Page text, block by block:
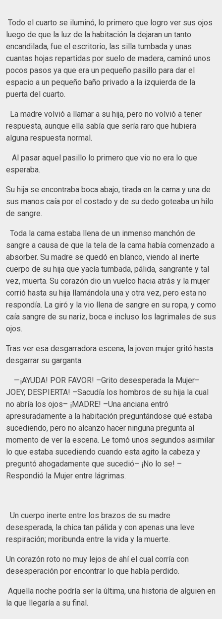
Todo el cuarto se iluminó, lo primero que logro ver sus ojos
luego de que la luz de la habitación la dejaran un tanto
encandilada, fue el escritorio, las silla tumbada y unas
cuantas hojas repartidas por suelo de madera, caminó unos
pocos pasos ya que era un pequeño pasillo para dar el
espacio a un pequeño baño privado a la izquierda de la
puerta del cuarto.
La madre volvió a llamar a su hija, pero no volvió a tener
respuesta, aunque ella sabía que sería raro que hubiera
alguna respuesta normal.
Al pasar aquel pasillo lo primero que vio no era lo que
esperaba.
Su hija se encontraba boca abajo, tirada en la cama y una de
sus manos caía por el costado y de su dedo goteaba un hilo
de sangre.
Toda la cama estaba llena de un inmenso manchón de
sangre a causa de que la tela de la cama había comenzado a
absorber. Su madre se quedó en blanco, viendo al inerte
cuerpo de su hija que yacía tumbada, pálida, sangrante y tal
vez, muerta. Su corazón dio un vuelco hacia atrás y la mujer
corrió hasta su hija llamándola una y otra vez, pero esta no
respondía. La giró y la vio llena de sangre en su ropa, y como
caía sangre de su nariz, boca e incluso los lagrimales de sus
ojos.
Tras ver esa desgarradora escena, la joven mujer gritó hasta
desgarrar su garganta.
—¡AYUDA! POR FAVOR! –Grito desesperada la Mujer–
JOEY, DESPIERTA! –Sacudía los hombros de su hija la cual
no abría los ojos– ¡MADRE! –Una anciana entró
apresuradamente a la habitación preguntándose qué estaba
sucediendo, pero no alcanzo hacer ninguna pregunta al
momento de ver la escena. Le tomó unos segundos asimilar
lo que estaba sucediendo cuando esta agito la cabeza y
preguntó ahogadamente que sucedió– ¡No lo se! –
Respondió la Mujer entre lágrimas.
Un cuerpo inerte entre los brazos de su madre
desesperada, la chica tan pálida y con apenas una leve
respiración; moribunda entre la vida y la muerte.
Un corazón roto no muy lejos de ahí el cual corría con
desesperación por encontrar lo que había perdido.
Aquella noche podría ser la última, una historia de alguien en
la que llegaría a su final.